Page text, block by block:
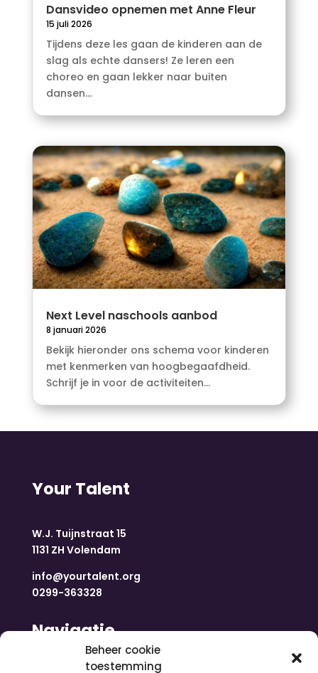
Beheer cookie
toestemming
Dansvideo opnemen met Anne Fleur
15 juli 2026
Tijdens deze les gaan de kinderen aan de
slag als echte dansers! Ze leren een
choreo en gaan lekker naar buiten
dansen...
Next Level naschools aanbod
8 januari 2026
Bekijk hieronder ons schema voor kinderen
met kenmerken van hoogbegaafdheid.
Schrijf je in voor de activiteiten...
Your Talent
W.J. Tuijnstraat 15
1131 ZH Volendam
info@yourtalent.org
0299-363328
Navigatie